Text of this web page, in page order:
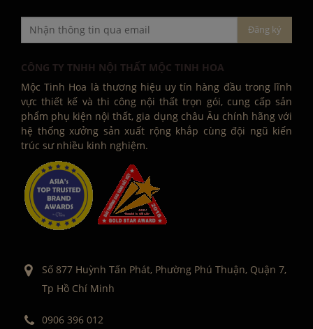
CÔNG TY TNHH NỘI THẤT MỘC TINH HOA
Mộc Tinh Hoa là thương hiệu uy tín hàng đầu trong lĩnh
vực thiết kế và thi công nội thất trọn gói, cung cấp sản
phẩm phụ kiện nội thất, gia dụng châu Âu chính hãng với
hệ thống xưởng sản xuất rộng khắp cùng đội ngũ kiến
trúc sư nhiều kinh nghiệm.
Số 877 Huỳnh Tấn Phát, Phường Phú Thuận, Quận 7,
Tp Hồ Chí Minh
0906 396 012